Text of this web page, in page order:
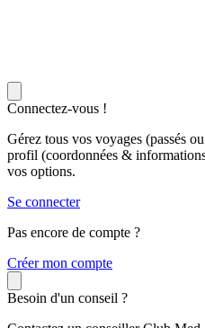
Connectez-vous !
Gérez tous vos voyages (passés
profil (coordonnées &
vos options.
Se connecter
Pas encore de compte ?
Créer mon compte
Besoin d'un conseil ?